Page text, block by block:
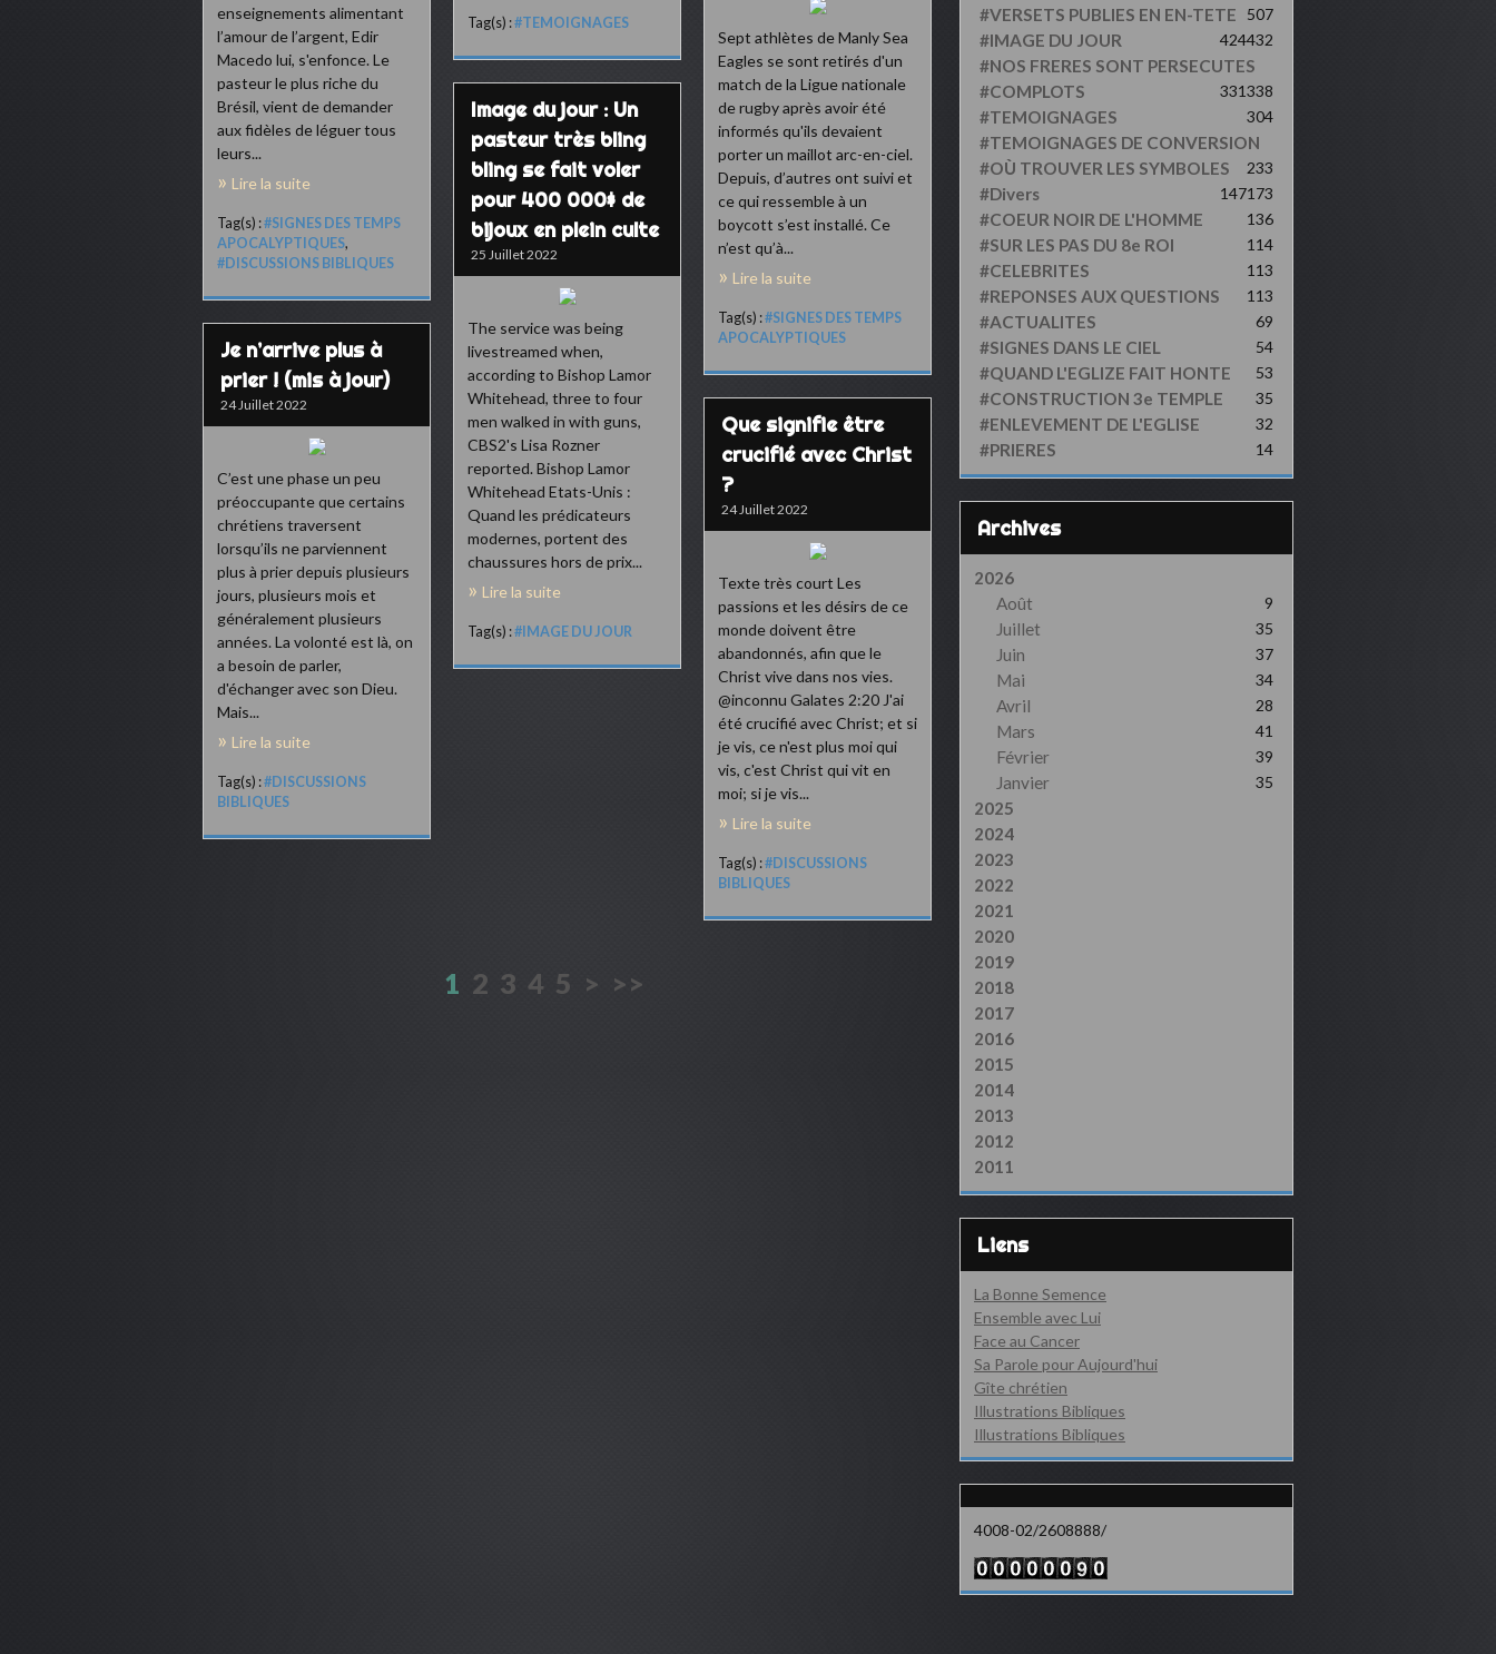
Tag(s) :#TEMOIGNAGES
enseignements alimentant
l’amour de l’argent, Edir
Macedo lui, s'enfonce. Le
pasteur le plus riche du
Brésil, vient de demander
aux fidèles de léguer tous
leurs...
Lire la suite
Tag(s) :#SIGNES DES TEMPS
APOCALYPTIQUES,
#DISCUSSIONS BIBLIQUES
Sept athlètes de Manly Sea
Eagles se sont retirés d'un
match de la Ligue nationale
de rugby après avoir été
informés qu'ils devaient
porter un maillot arc-en-ciel.
Depuis, d’autres ont suivi et
ce qui ressemble à un
boycott s’est installé. Ce
n’est qu’à...
Lire la suite
Tag(s) :#SIGNES DES TEMPS
APOCALYPTIQUES
Image du jour : Un
pasteur très bling
bling se fait voler
pour 400 000$ de
bijoux en plein culte
25 Juillet 2022
The service was being
livestreamed when,
according to Bishop Lamor
Whitehead, three to four
men walked in with guns,
CBS2's Lisa Rozner
reported. Bishop Lamor
Whitehead Etats-Unis :
Quand les prédicateurs
modernes, portent des
chaussures hors de prix...
Lire la suite
Tag(s) :#IMAGE DU JOUR
Je n’arrive plus à
prier ! (mis à jour)
24 Juillet 2022
C’est une phase un peu
préoccupante que certains
chrétiens traversent
lorsqu’ils ne parviennent
plus à prier depuis plusieurs
jours, plusieurs mois et
généralement plusieurs
années. La volonté est là, on
a besoin de parler,
d'échanger avec son Dieu.
Mais...
Lire la suite
Tag(s) :#DISCUSSIONS
BIBLIQUES
Que signifie être
crucifié avec Christ
?
24 Juillet 2022
Texte très court Les
passions et les désirs de ce
monde doivent être
abandonnés, afin que le
Christ vive dans nos vies.
@inconnu Galates 2:20 J'ai
été crucifié avec Christ; et si
je vis, ce n'est plus moi qui
vis, c'est Christ qui vit en
moi; si je vis...
Lire la suite
Tag(s) :#DISCUSSIONS
BIBLIQUES
1 2 3 4 5 > >>
507
#VERSETS PUBLIES EN EN-TETE
432
#IMAGE DU JOUR 424
#NOS FRERES SONT PERSECUTES
338
#COMPLOTS 331
#TEMOIGNAGES 304
#TEMOIGNAGES DE CONVERSION
233
#OÙ TROUVER LES SYMBOLES
173
#Divers 147
#COEUR NOIR DE L'HOMME 136
#SUR LES PAS DU 8e ROI 114
#CELEBRITES 113
#REPONSES AUX QUESTIONS 113
#ACTUALITES 69
#SIGNES DANS LE CIEL 54
#QUAND L'EGLIZE FAIT HONTE 53
#CONSTRUCTION 3e TEMPLE 35
#ENLEVEMENT DE L'EGLISE 32
#PRIERES 14
Archives
2026
Août
9
Juillet 35
Juin 37
Mai 34
Avril 28
Mars 41
Février 39
Janvier 35
2025
2024
2023
2022
2021
2020
2019
2018
2017
2016
2015
2014
2013
2012
2011
Liens
La Bonne Semence
Ensemble avec Lui
Face au Cancer
Sa Parole pour Aujourd'hui
Gîte chrétien
Illustrations Bibliques
Illustrations Bibliques
4008-02/2608888/